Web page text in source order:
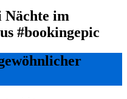
Nächte im
#bookingepic